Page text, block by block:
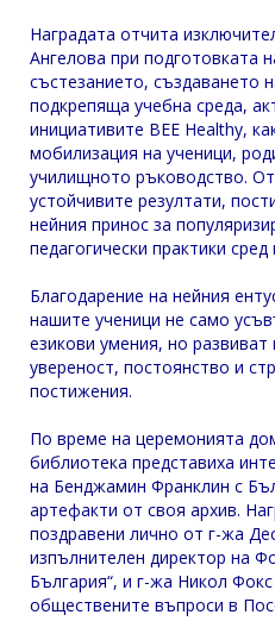
Наградата отчита
Ангелова при подготовката
състезанието, създаването
подкрепяща учебна среда,
инициативите BEE Healthy,
мобилизация на ученици,
училищното ръководство.
устойчивите резултати,
нейния принос за
педагогически практики
Благодарение на нейния
нашите ученици не само
езикови умения, но
увереност, постоянство и
постижения.
По време на церемонията
библиотека представиха
на Бенджамин Франклин с
артефакти от своя архив.
поздравени лично от г-жа
изпълнителен директор на
България“, и г-жа Никол
обществените въпроси в